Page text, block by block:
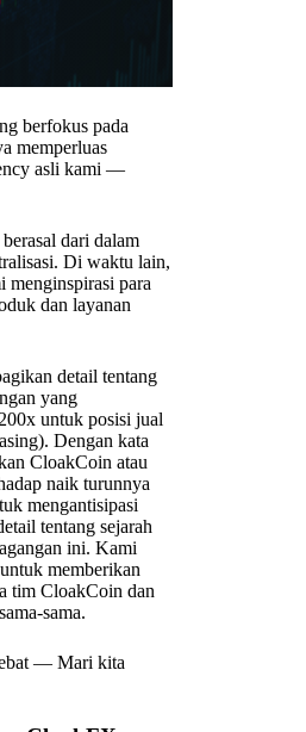
berfokus pada
memperluas
asli kami —
dari dalam
Di waktu lain,
menginspirasi para
dan layanan
detail tentang
yang
untuk posisi jual
Dengan kata
CloakCoin atau
naik turunnya
mengantisipasi
tentang sejarah
ini. Kami
memberikan
tim CloakCoin dan
sama.
— Mari kita